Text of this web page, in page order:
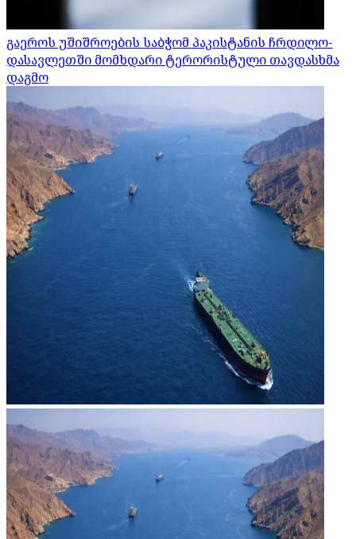
გაეროს უშიშროების საბჭომ პაკისტანის ჩრდილო-
დასავლეთში მომხდარი ტერორისტული თავდასხმა
დაგმო